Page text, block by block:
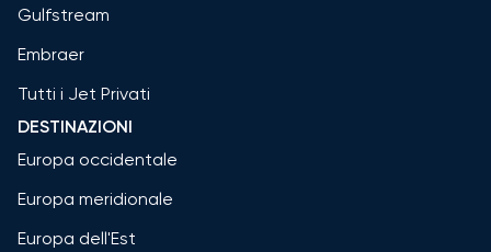
Gulfstream
Embraer
Tutti i Jet Privati
DESTINAZIONI
Europa occidentale
Europa meridionale
Europa dell'Est